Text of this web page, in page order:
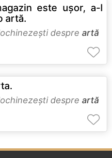
este uşor, a-l
artă.
despre artă
despre artă